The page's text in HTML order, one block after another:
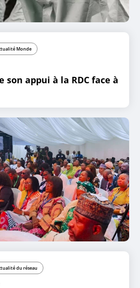
Monde
son appui à la RDC face à
du réseau